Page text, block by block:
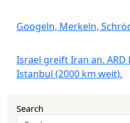
Googeln, Merkeln,
Israel greift Iran an.
Istanbul (2000 km weit).
Search